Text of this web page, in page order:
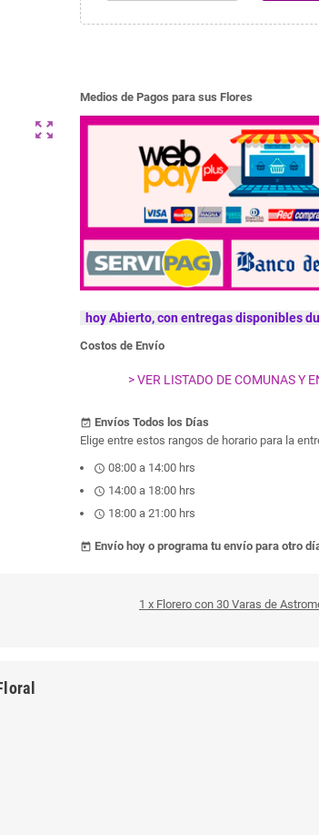
zoom_out_map
Medios de Pagos para sus Flores
hoy Abierto, con entregas disponibles
Costos de Envío
> VER LISTADO DE COMUNAS Y
event_available Envíos Todos los Días
Elige entre estos rangos de horario para la
schedule 08:00 a 14:00 hrs
schedule 14:00 a 18:00 hrs
schedule 18:00 a 21:00 hrs
today Envío hoy o programa tu envío para otro
1 x Florero con 30 Varas de